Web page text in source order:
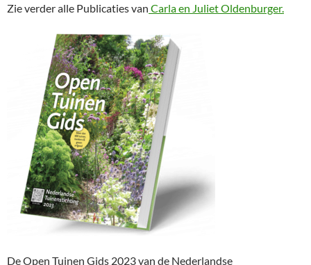
Zie verder alle Publicaties van Carla en Juliet Oldenburger.
De Open Tuinen Gids 2023 van de Nederlandse